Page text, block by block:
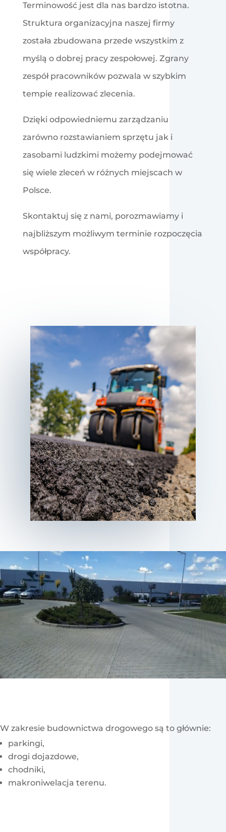
Terminowość jest dla nas bardzo istotna.
Struktura organizacyjna naszej firmy
została zbudowana przede wszystkim z
myślą o dobrej pracy zespołowej. Zgrany
zespół pracowników pozwala w szybkim
tempie realizować zlecenia.
Dzięki odpowiedniemu zarządzaniu
zarówno rozstawianiem sprzętu jak i
zasobami ludzkimi możemy podejmować
się wiele zleceń w różnych miejscach w
Polsce.
Skontaktuj się z nami, porozmawiamy i
najbliższym możliwym terminie rozpoczęcia
współpracy.
W zakresie budownictwa drogowego są to głównie:
parkingi,
drogi dojazdowe,
chodniki,
makroniwelacja terenu.